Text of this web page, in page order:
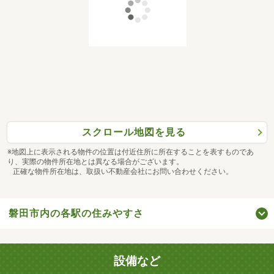
スクロール地図を見る
※地図上に表示される物件の位置は付近住所に所在することを表すものであ
り、実際の物件所在地とは異なる場合がございます。
正確な物件所在地は、取扱い不動産会社にお問い合わせください。
磐田市内の各駅の住みやすさ
設備など